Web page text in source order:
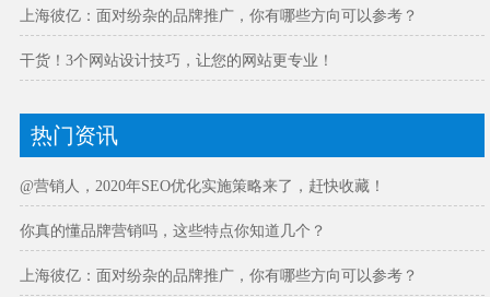
上海彼亿：面对纷杂的品牌推广，你有哪些方向可以参考？
干货！3个网站设计技巧，让您的网站更专业！
热门资讯
@营销人，2020年SEO优化实施策略来了，赶快收藏！
你真的懂品牌营销吗，这些特点你知道几个？
上海彼亿：面对纷杂的品牌推广，你有哪些方向可以参考？